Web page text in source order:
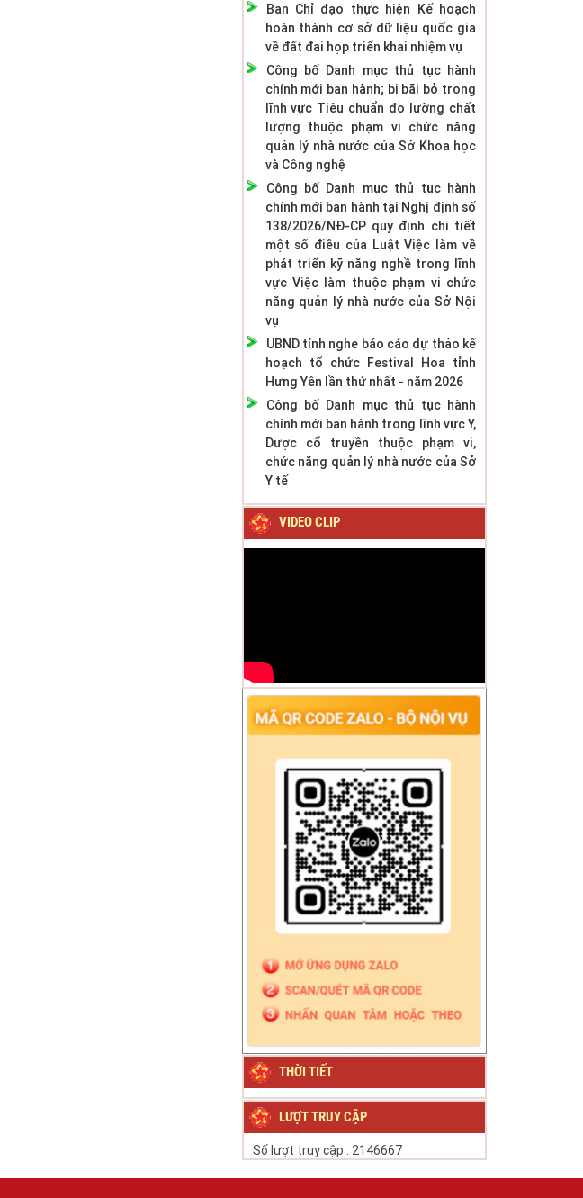
Ban Chỉ đạo thực hiện Kế hoạch
hoàn thành cơ sở dữ liệu quốc gia
về đất đai họp triển khai nhiệm vụ
Công bố Danh mục thủ tục hành
chính mới ban hành; bị bãi bỏ trong
lĩnh vực Tiêu chuẩn đo lường chất
lượng thuộc phạm vi chức năng
quản lý nhà nước của Sở Khoa học
và Công nghệ
Công bố Danh mục thủ tục hành
chính mới ban hành tại Nghị định số
138/2026/NĐ-CP quy định chi tiết
một số điều của Luật Việc làm về
phát triển kỹ năng nghề trong lĩnh
vực Việc làm thuộc phạm vi chức
năng quản lý nhà nước của Sở Nội
vụ
UBND tỉnh nghe báo cáo dự thảo kế
hoạch tổ chức Festival Hoa tỉnh
Hưng Yên lần thứ nhất - năm 2026
Công bố Danh mục thủ tục hành
chính mới ban hành trong lĩnh vực Y,
Dược cổ truyền thuộc phạm vi,
chức năng quản lý nhà nước của Sở
Y tế
VIDEO CLIP
THỜI TIẾT
LƯỢT TRUY CẬP
Số lượt truy cập : 2146667